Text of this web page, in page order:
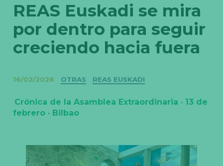
REAS Euskadi se mira
por dentro para seguir
creciendo hacia fuera
16/02/2026 Categorías
OTRAS REAS EUSKADI
Crónica de la Asamblea Extraordinaria · 13 de
febrero · Bilbao